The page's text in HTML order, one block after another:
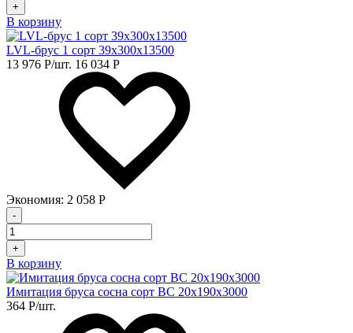
+
В корзину
LVL-брус 1 сорт 39х300х13500
13 976 Р/шт. 16 034 Р
Экономия: 2 058 Р
-
+
В корзину
Имитация бруса сосна сорт BC 20х190х3000
364 Р/шт.